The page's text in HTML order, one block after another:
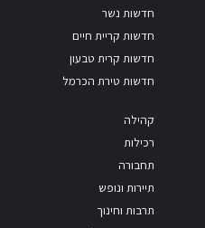
חדשות נשר
חדשות קריית חיים
חדשות קרית טבעון
חדשות טירת הכרמל
קהילה
רכילות
תחבורה
תיירות ונופש
תרבות וחינוך